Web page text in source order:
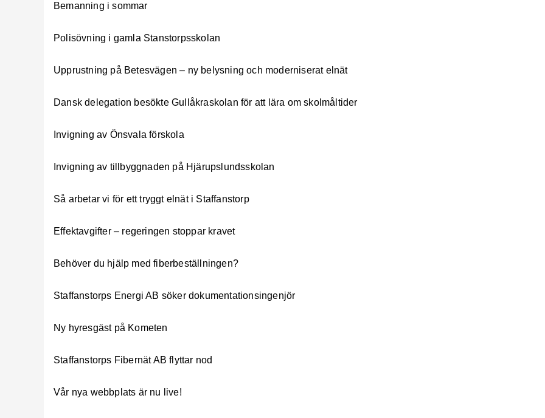
Bemanning i sommar
Polisövning i gamla Stanstorpsskolan
Upprustning på Betesvägen – ny belysning och moderniserat elnät
Dansk delegation besökte Gullåkraskolan för att lära om skolmåltider
Invigning av Önsvala förskola
Invigning av tillbyggnaden på Hjärupslundsskolan
Så arbetar vi för ett tryggt elnät i Staffanstorp
Effektavgifter – regeringen stoppar kravet
Behöver du hjälp med fiberbeställningen?
Staffanstorps Energi AB söker dokumentationsingenjör
Ny hyresgäst på Kometen
Staffanstorps Fibernät AB flyttar nod
Vår nya webbplats är nu live!